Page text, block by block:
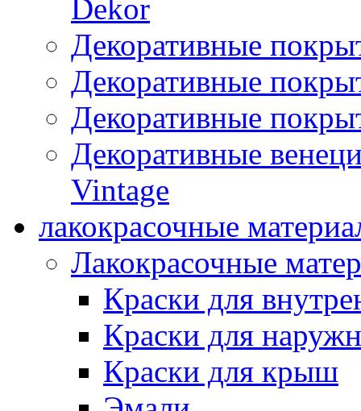
Dekor
Декоративные
Декоративные
Декоративные
Декоративные
Vintage
лакокрасочные
Лакокрасочные
Краски для
Краски для
Краски для крыш